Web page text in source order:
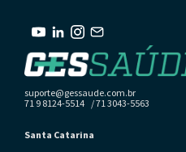
suporte@gessaude.com.br
71 9 8124-5514 / 71 3043-5563
Santa Catarina